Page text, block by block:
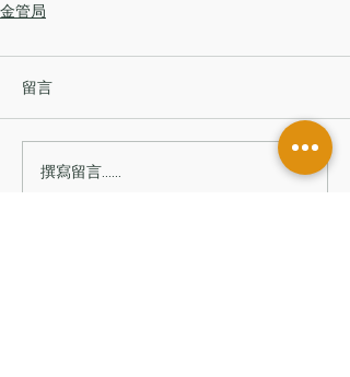
金管局
留言
撰寫留言......